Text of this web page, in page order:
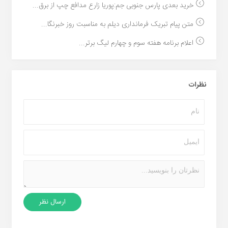
خرید بعدی پارس جنوبی جم:پوریا زارع مدافع چپ از برق...
متن پیام تبریک فرمانداری دیلم به مناسبت روز خبرنگا...
اعلام برنامه هفته سوم و چهارم لیگ برتر...
نظرات